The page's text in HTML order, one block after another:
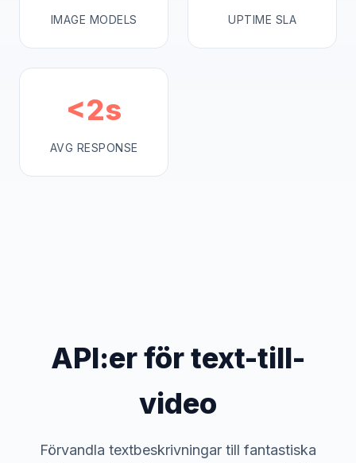
IMAGE MODELS UPTIME SLA
<2s
AVG RESPONSE
API:er för text-till-
video
Förvandla textbeskrivningar till fantastiska